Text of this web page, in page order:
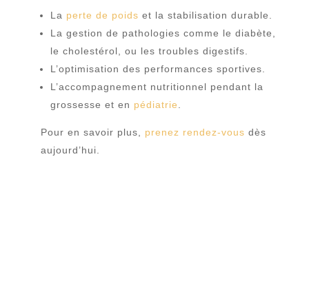
La perte de poids et la stabilisation durable.
La gestion de pathologies comme le diabète,
le cholestérol, ou les troubles digestifs.
L’optimisation des performances sportives.
L’accompagnement nutritionnel pendant la
grossesse et en pédiatrie
Pour en savoir plus, prenez rendez-vous dès
aujourd’hui.